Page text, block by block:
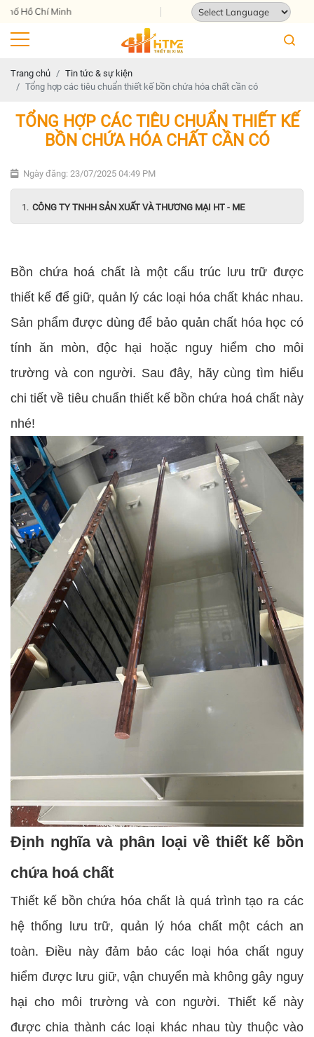
Địa chỉ: 124 Tam Châu, Tam Bình, Thành
Trang chủ
Tin tức & sự kiện
Tổng hợp các tiêu chuẩn thiết kế bồn chứa hóa chất cần có
TỔNG HỢP CÁC TIÊU CHUẨN THIẾT KẾ
BỒN CHỨA HÓA CHẤT CẦN CÓ
Ngày đăng: 23/07/2025 04:49 PM
CÔNG TY TNHH SẢN XUẤT VÀ THƯƠNG MẠI HT - ME
Bồn chứa hoá chất là một cấu trúc lưu trữ được
thiết kế để giữ, quản lý các loại hóa chất khác nhau.
Sản phẩm được dùng để bảo quản chất hóa học có
tính ăn mòn, độc hại hoặc nguy hiểm cho môi
trường và con người. Sau đây, hãy cùng tìm hiểu
chi tiết về tiêu chuẩn thiết kế bồn chứa hoá chất này
nhé!
Định nghĩa và phân loại về thiết kế bồn
chứa hoá chất
Thiết kế bồn chứa hóa chất là quá trình tạo ra các
hệ thống lưu trữ, quản lý hóa chất một cách an
toàn. Điều này đảm bảo các loại hóa chất nguy
hiểm được lưu giữ, vận chuyển mà không gây nguy
hại cho môi trường và con người. Thiết kế này
được chia thành các loại khác nhau tùy thuộc vào